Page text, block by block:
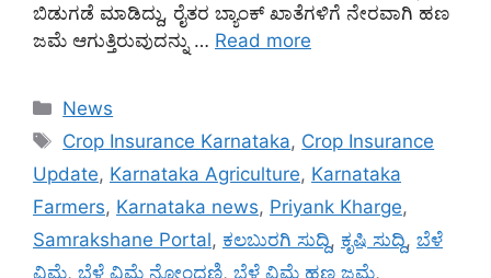
ಬಿಡುಗಡೆ ಮಾಡಿದ್ದು, ರೈತರ ಬ್ಯಾಂಕ್ ಖಾತೆಗಳಿಗೆ ನೇರವಾಗಿ ಹಣ
ಜಮೆ ಆಗುತ್ತಿರುವುದನ್ನು … Read more
Categories
News
Tags
Crop Insurance Karnataka, Crop Insurance
Update, Karnataka Agriculture, Karnataka
Farmers, Karnataka news, Priyank Kharge,
Samrakshane Portal, ಕಲಬುರಗಿ ಸುದ್ದಿ, ಕೃಷಿ ಸುದ್ದಿ, ಬೆಳೆ
ವಿಮೆ, ಬೆಳೆ ವಿಮೆ ನೋಂದಣಿ, ಬೆಳೆ ವಿಮೆ ಹಣ ಜಮೆ,